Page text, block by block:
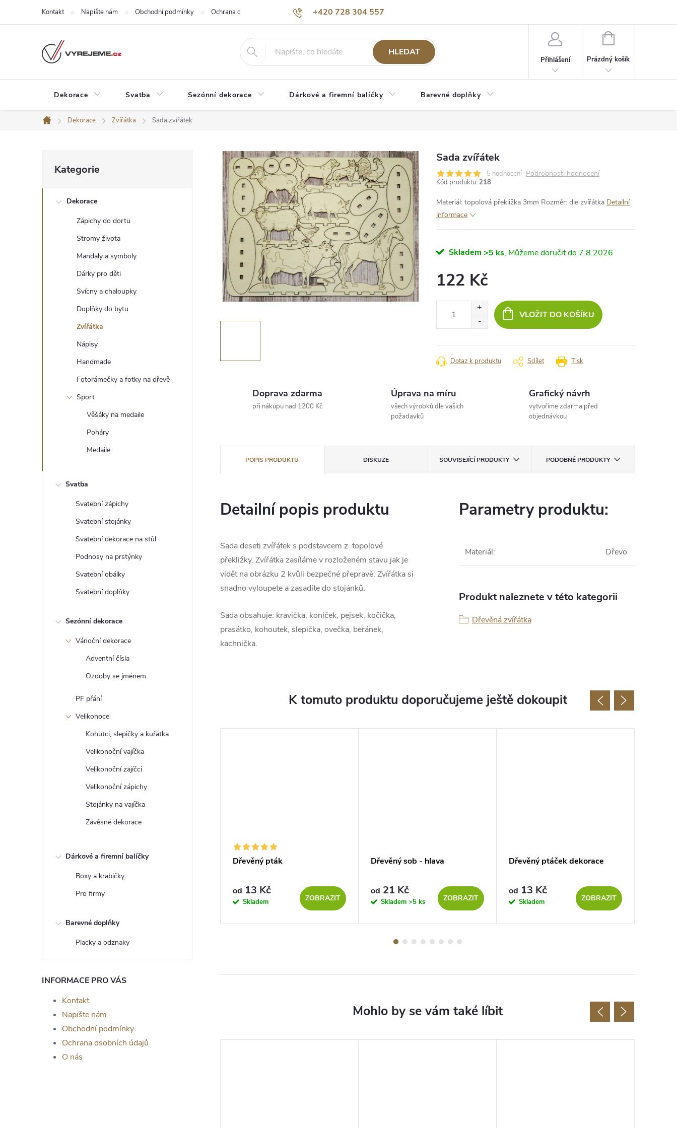
+420 728 304 557
Kontakt Napište nám Obchodní podmínky Ochrana osobních údajů O nás
HLEDAT
Přihlášení
NÁKUPNÍ
Prázdný košík
Dekorace Svatba Sezónní dekorace Dárkové a firemní balíčky Barevné doplňky
Domů
Dekorace Zvířátka Sada zvířátek
o
e
kategorie
Kategorie
Dekorace
Zápichy do dortu
Stromy života
Mandaly a symboly
Dárky pro děti
Svícny a chaloupky
Doplňky do bytu
Zvířátka
Nápisy
Handmade
Fotorámečky a fotky na dřevě
Sport
Věšáky na medaile
Poháry
Medaile
Svatba
Svatební zápichy
Svatební stojánky
Svatební dekorace na stůl
Podnosy na prstýnky
Svatební obálky
Svatební doplňky
Sezónní dekorace
Vánoční dekorace
Adventní čísla
Ozdoby se jménem
PF přání
Velikonoce
Kohutci, slepičky a kuřátka
Velikonoční vajíčka
Velikonoční zajíčci
Velikonoční zápichy
Stojánky na vajíčka
Závěsné dekorace
Dárkové a firemní balíčky
Boxy a krabičky
Pro firmy
Barevné doplňky
Placky a odznaky
INFORMACE PRO VÁS
Kontakt
Napište nám
Obchodní podmínky
Ochrana osobních údajů
O nás
Sada zvířátek
5 hodnocení Podrobnosti hodnocení
Kód produktu: 218
Materiál: topolová překližka 3mm Rozměr: dle zvířátka Detailní
informace
Skladem >5 ks 7.8.2026
122 Kč
VLOŽIT DO KOŠÍKU
Tisk
Dotaz k produktu Sdílet
Doprava zdarma
při nákupu nad 1200 Kč
Úprava na míru
všech výrobků dle vašich
požadavků
Grafický návrh
vytvoříme zdarma před
objednávkou
POPIS PRODUKTU DISKUZE SOUVISEJÍCÍ PRODUKTY PODOBNÉ PRODUKTY
Detailní popis produktu
Sada deseti zvířátek s podstavcem z topolové
překližky. Zvířátka zasíláme v rozloženém stavu jak je
vidět na obrázku 2 kvůli bezpečné přepravě. Zvířátka si
snadno vyloupete a zasadíte do stojánků.
Sada obsahuje: kravička, koníček, pejsek, kočička,
prasátko, kohoutek, slepička, ovečka, beránek,
kachnička.
Parametry produktu:
Materiál: Dřevo
Produkt naleznete v této kategorii
Dřevěná zvířátka
K tomuto produktu doporučujeme ještě dokoupit
Dřevěný tygr
42 Kč
Dřevěný pták
od 13 Kč
Skladem ZOBRAZIT
Dřevěný sob - hlava
od 21 Kč
Skladem >5 ks ZOBRAZIT
Dřevěný ptáček dekorace
od 13 Kč
Skladem ZOBRAZIT